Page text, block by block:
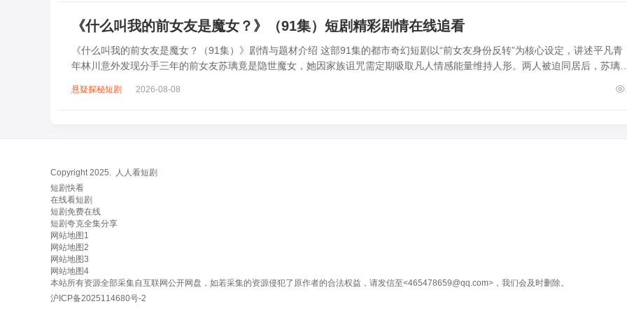
《什么叫我的前女友是魔女？》（91集）短剧精彩剧情在线追看
《什么叫我的前女友是魔女？（91集）》剧情与题材介绍 这部91集的都市奇幻短剧以“前女友身份反转”为核心设定，讲述平凡青
年林川意外发现分手三年的前女友苏璃竟是隐世魔女，她因家族诅咒需定期吸取凡人情感能量维持人形。两人被迫同居后，苏璃
悬疑探秘短剧 2026-08-08
Copyright 2025. 人人看短剧
短剧快看
在线看短剧
短剧免费在线
短剧夸克全集分享
网站地图1
网站地图2
网站地图3
网站地图4
本站所有资源全部采集自互联网公开网盘，如若采集的资源侵犯了原作者的合法权益，请发信至<465478659@qq.com>，我们会及时删除。
沪ICP备2025114680号-2